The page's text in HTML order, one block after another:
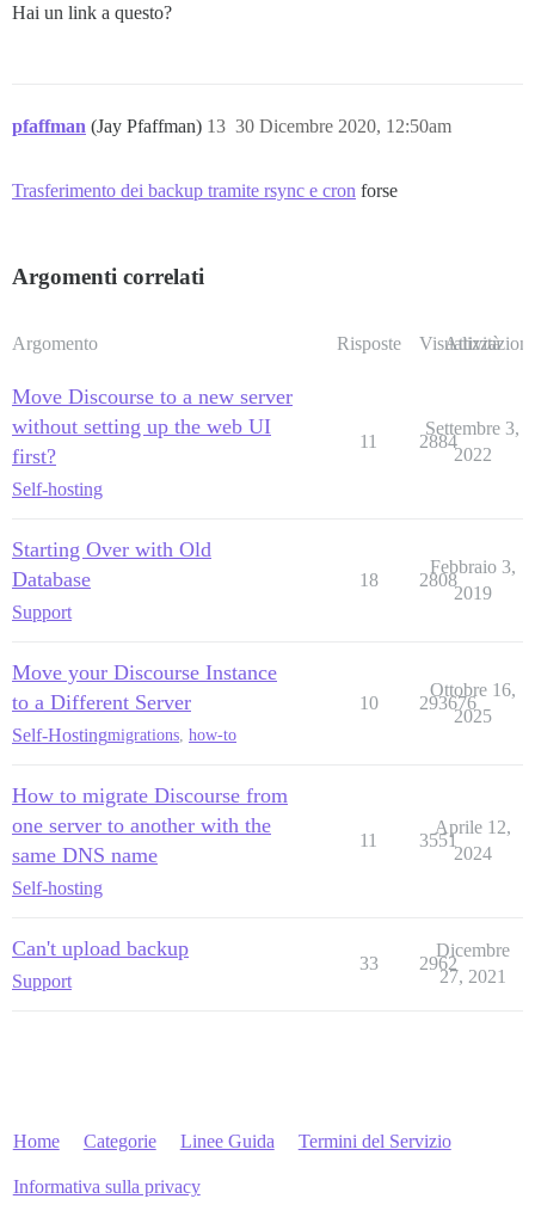
Hai un link a questo?
pfaffman (Jay Pfaffman) 30 Dicembre 2020, 12:50am
13
Trasferimento dei backup tramite rsync e cron forse
Argomenti correlati
Argomento Risposte Visualizzazioni
Attività
Move Discourse to a new server
without setting up the web UI
first?
Self-hosting
11 2884
Settembre 3,
2022
Starting Over with Old
Database
Support
18 2808
Febbraio 3,
2019
Move your Discourse Instance
to a Different Server
Self-Hostingmigrations, how-to
10 293676
Ottobre 16,
2025
How to migrate Discourse from
one server to another with the
same DNS name
Self-hosting
11 3551
Aprile 12,
2024
Can't upload backup
Support
33 2962
Dicembre
27, 2021
Home Categorie Linee Guida Termini del Servizio
Informativa sulla privacy